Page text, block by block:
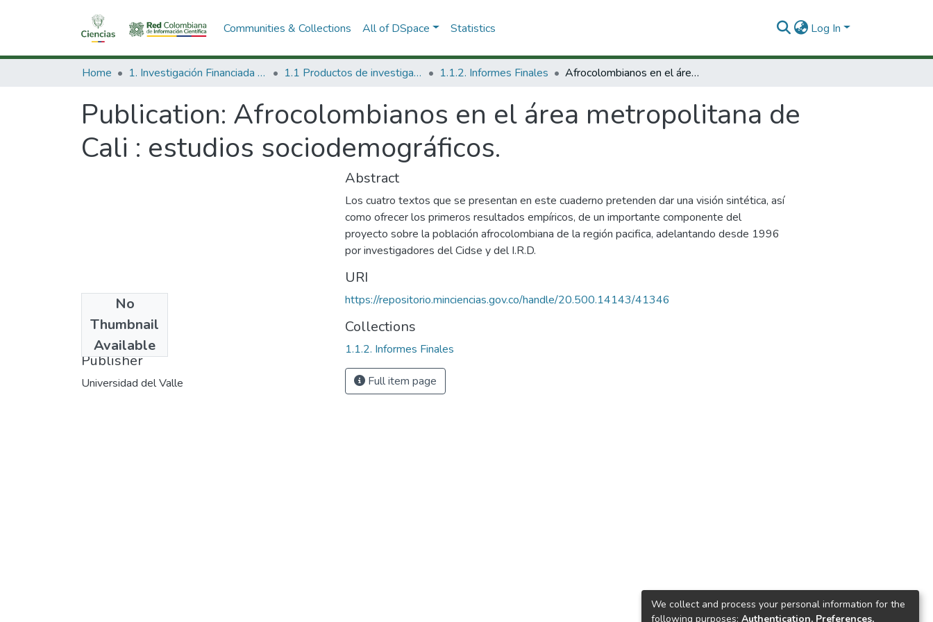
Communities & Collections All of DSpace Statistics Log In
Home 1. Investigación Financiada con Recursos Públicos 1.1 Productos de investigación 1.1.2. Informes Finales Afrocolombianos en el área metropolitana de Cali : estudios sociodemográficos.
Publication: Afrocolombianos en el área metropolitana de
Cali : estudios sociodemográficos.
No
Thumbnail
Available
1999-04
Publisher
Universidad del Valle
Abstract
Los cuatro textos que se presentan en este cuaderno pretenden dar una visión sintética, así
como ofrecer los primeros resultados empíricos, de un importante componente del
proyecto sobre la población afrocolombiana de la región pacifica, adelantando desde 1996
por investigadores del Cidse y del I.R.D.
URI
https://repositorio.minciencias.gov.co/handle/20.500.14143/41346
Collections
1.1.2. Informes Finales
Full item page
We collect and process your personal information for the
following purposes: Authentication, Preferences,